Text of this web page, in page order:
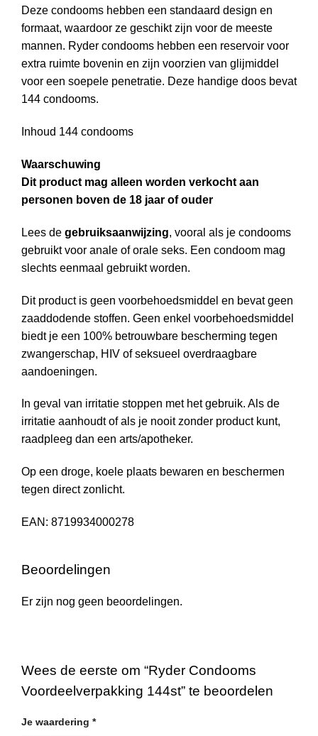
Deze condooms hebben een standaard design en
formaat, waardoor ze geschikt zijn voor de meeste
mannen. Ryder condooms hebben een reservoir voor
extra ruimte bovenin en zijn voorzien van glijmiddel
voor een soepele penetratie. Deze handige doos bevat
144 condooms.
Inhoud 144 condooms
Waarschuwing
Dit product mag alleen worden verkocht aan
personen boven de 18 jaar of ouder
Lees de gebruiksaanwijzing, vooral als je condooms
gebruikt voor anale of orale seks. Een condoom mag
slechts eenmaal gebruikt worden.
Dit product is geen voorbehoedsmiddel en bevat geen
zaaddodende stoffen. Geen enkel voorbehoedsmiddel
biedt je een 100% betrouwbare bescherming tegen
zwangerschap, HIV of seksueel overdraagbare
aandoeningen.
In geval van irritatie stoppen met het gebruik. Als de
irritatie aanhoudt of als je nooit zonder product kunt,
raadpleeg dan een arts/apotheker.
Op een droge, koele plaats bewaren en beschermen
tegen direct zonlicht.
EAN: 8719934000278
Beoordelingen
Er zijn nog geen beoordelingen.
Wees de eerste om “Ryder Condooms
Voordeelverpakking 144st” te beoordelen
Je waardering *